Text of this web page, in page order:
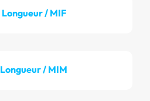
Longueur / MIF
Longueur / MIM